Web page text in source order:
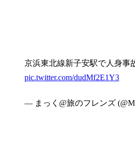
京浜東北線新子安駅で人身事
pic.twitter.com/dudMf2E1Y3
— まっく@旅のフレンズ